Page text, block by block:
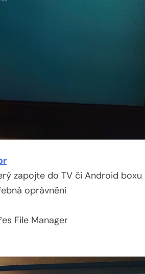
zapojte do TV či Android boxu
oprávnění
File Manager